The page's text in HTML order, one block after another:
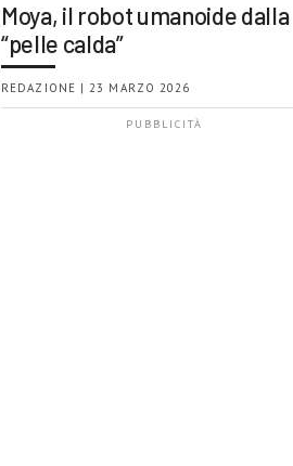
Moya, il robot umanoide dalla
“pelle calda”
REDAZIONE | 23 MARZO 2026